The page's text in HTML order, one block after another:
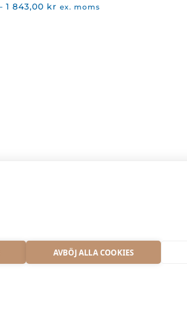
AVBÖJ ALLA COOKIES
1 843,00 kr Prisintervall:
ex. moms